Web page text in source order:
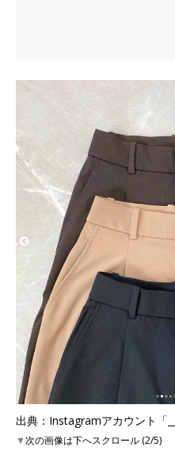
出典：Instagramアカウント「
▼次の画像は下へスクロール (2/5)